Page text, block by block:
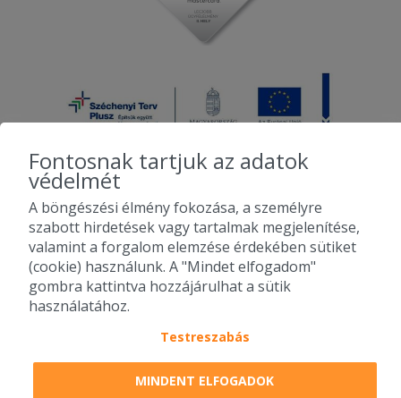
Köszönöm a gyors kiszállitást.
2010-2026 Copyright - Falatozz.hu - Diston-line Kft.
Pizza, gyros, hamburger, menük kedvező áron, egy helyen az összes
étterem ajánlata.
Fontosnak tartjuk az adatok
védelmét
A böngészési élmény fokozása, a személyre
szabott hirdetések vagy tartalmak megjelenítése,
valamint a forgalom elemzése érdekében sütiket
(cookie) használunk. A "Mindet elfogadom"
gombra kattintva hozzájárulhat a sütik
használatához.
Testreszabás
MINDENT ELFOGADOK